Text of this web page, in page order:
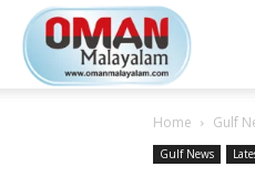
Home Gulf
Gulf News